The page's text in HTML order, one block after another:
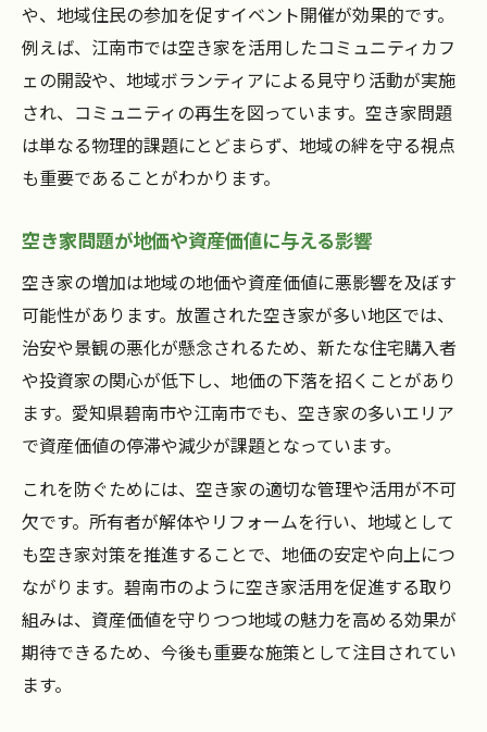
や、地域住民の参加を促すイベント開催が効果的です。
例えば、江南市では空き家を活用したコミュニティカフ
ェの開設や、地域ボランティアによる見守り活動が実施
され、コミュニティの再生を図っています。空き家問題
は単なる物理的課題にとどまらず、地域の絆を守る視点
も重要であることがわかります。
空き家問題が地価や資産価値に与える影響
空き家の増加は地域の地価や資産価値に悪影響を及ぼす
可能性があります。放置された空き家が多い地区では、
治安や景観の悪化が懸念されるため、新たな住宅購入者
や投資家の関心が低下し、地価の下落を招くことがあり
ます。愛知県碧南市や江南市でも、空き家の多いエリア
で資産価値の停滞や減少が課題となっています。
これを防ぐためには、空き家の適切な管理や活用が不可
欠です。所有者が解体やリフォームを行い、地域として
も空き家対策を推進することで、地価の安定や向上につ
ながります。碧南市のように空き家活用を促進する取り
組みは、資産価値を守りつつ地域の魅力を高める効果が
期待できるため、今後も重要な施策として注目されてい
ます。